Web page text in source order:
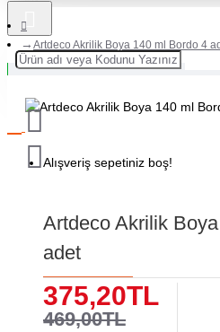
Alışveriş sepetiniz boş!
Artdeco Akrilik Boya 140 ml Bordo 4
Artdeco Akrilik
adet
375,20TL
469,00TL